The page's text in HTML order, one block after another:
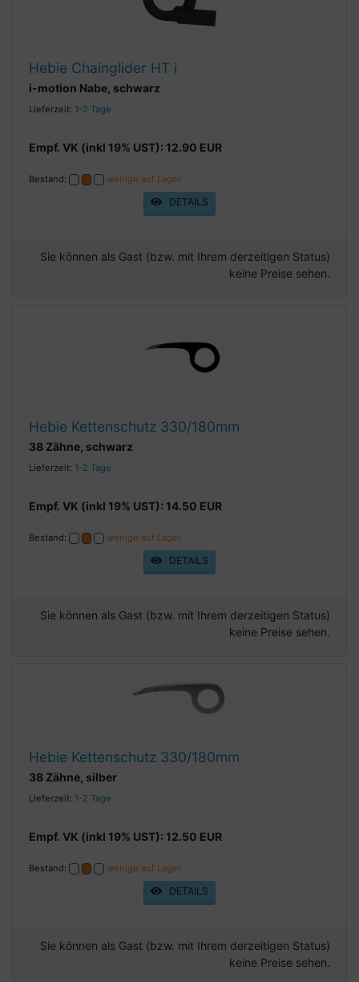
Hebie Chainglider HT i
i-motion Nabe, schwarz
Lieferzeit: 1-2 Tage
Empf. VK (inkl 19% UST): 12.90 EUR
Bestand: wenige auf Lager
DETAILS
Sie können als Gast (bzw. mit Ihrem derzeitigen Status)
keine Preise sehen.
Hebie Kettenschutz 330/180mm
38 Zähne, schwarz
Lieferzeit: 1-2 Tage
Empf. VK (inkl 19% UST): 14.50 EUR
Bestand: wenige auf Lager
DETAILS
Sie können als Gast (bzw. mit Ihrem derzeitigen Status)
keine Preise sehen.
Hebie Kettenschutz 330/180mm
38 Zähne, silber
Lieferzeit: 1-2 Tage
Empf. VK (inkl 19% UST): 12.50 EUR
Bestand: wenige auf Lager
DETAILS
Sie können als Gast (bzw. mit Ihrem derzeitigen Status)
keine Preise sehen.